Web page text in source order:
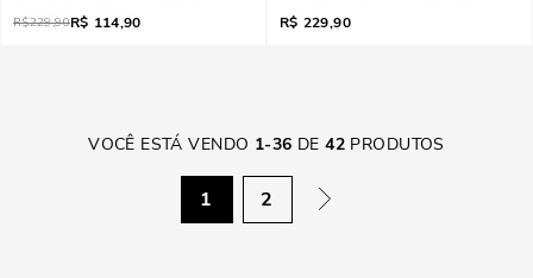
R$229,90R$ 114,90
R$ 229,90
VOCÊ ESTÁ VENDO 1-36 DE42 PRODUTOS
1 2